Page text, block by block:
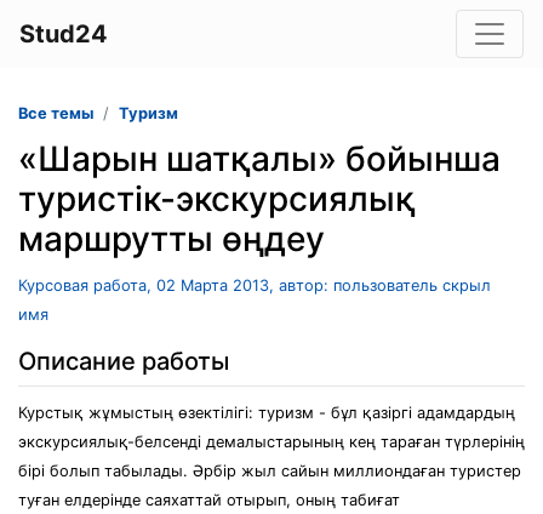
Stud24
Все темы Туризм
«Шарын шатқалы» бойынша
туристік-экскурсиялық
маршрутты өңдеу
Курсовая работа, 02 Марта 2013, автор: пользователь скрыл
имя
Описание работы
Курстық жұмыстың өзектілігі: туризм - бұл қазіргі адамдардың
экскурсиялық-белсенді демалыстарының кең тараған түрлерінің
бірі болып табылады. Әрбір жыл сайын миллиондаған туристер
туған елдерінде саяхаттай отырып, оның табиғат